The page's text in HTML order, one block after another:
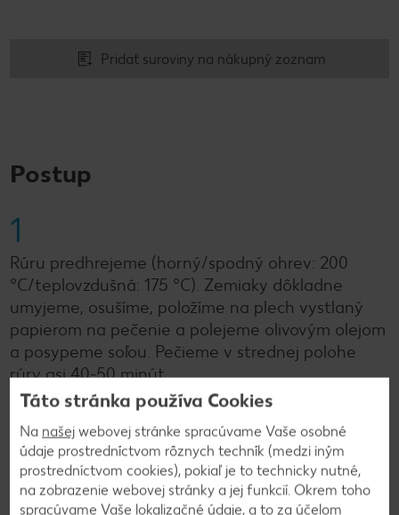
Pridať suroviny na nákupný zoznam
Postup
1
Rúru predhrejeme (horný/spodný ohrev: 200
°C/teplovzdušná: 175 °C). Zemiaky dôkladne
umyjeme, osušíme, položíme na plech vystlaný
papierom na pečenie a polejeme olivovým olejom
a posypeme soľou. Pečieme v strednej polohe
rúry asi 40-50 minút.
2
Medzitým nakrájame bôčik na pásiky. Jablká
umyjeme a nakrájame na mesiačiky. Bôčik
Táto stránka používa Cookies
Na našej webovej stránke spracúvame Vaše osobné
údaje prostredníctvom rôznych techník (medzi iným
prostredníctvom cookies), pokiaľ je to technicky nutné,
na zobrazenie webovej stránky a jej funkcií. Okrem toho
spracúvame Vaše lokalizačné údaje, a to za účelom